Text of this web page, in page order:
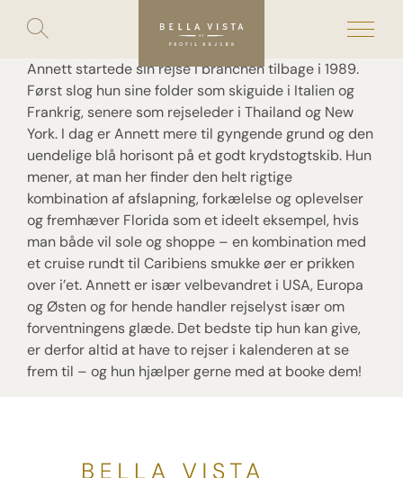
Skip
content
Toggle
search
Annett startede sin rejse i branchen tilbage i 1989.
Først slog hun sine folder som skiguide i Italien og
Frankrig, senere som rejseleder i Thailand og New
York. I dag er Annett mere til gyngende grund og den
uendelige blå horisont på et godt krydstogtskib. Hun
mener, at man her finder den helt rigtige
kombination af afslapning, forkælelse og oplevelser
og fremhæver Florida som et ideelt eksempel, hvis
man både vil sole og shoppe – en kombination med
et cruise rundt til Caribiens smukke øer er prikken
over i’et. Annett er især velbevandret i USA, Europa
og Østen og for hende handler rejselyst især om
forventningens glæde. Det bedste tip hun kan give,
er derfor altid at have to rejser i kalenderen at se
frem til – og hun hjælper gerne med at booke dem!